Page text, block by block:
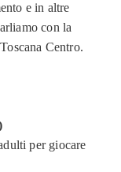
e in altre
con la
Centro.
per giocare